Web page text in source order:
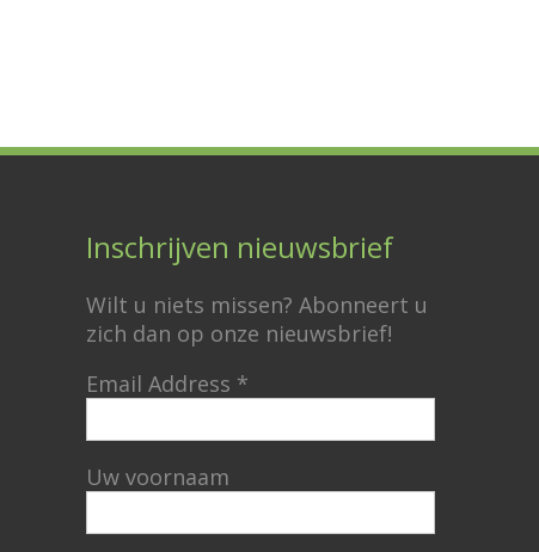
Inschrijven nieuwsbrief
Wilt u niets missen? Abonneert u
zich dan op onze nieuwsbrief!
Email Address *
Uw voornaam